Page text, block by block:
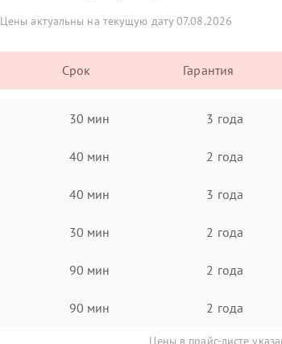
Цены актуальны на текущую дату 07.08.2026
Срок Гарантия
30 мин 3 года
40 мин 2 года
40 мин 3 года
30 мин 2 года
90 мин 2 года
90 мин 2 года
Цены в прайс-листе